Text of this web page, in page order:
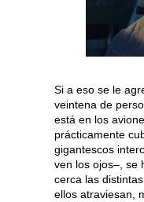
Si a eso se le
veintena de
está en los
prácticamente
gigantescos
ven los ojos–, se
cerca las
ellos atraviesan,